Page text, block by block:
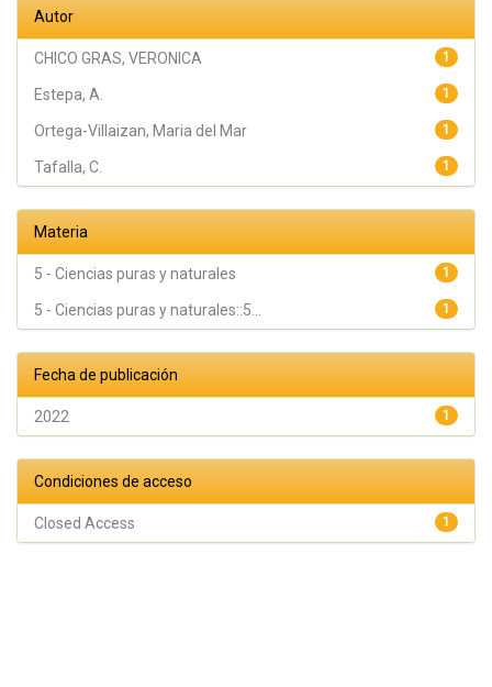
Autor
1
CHICO GRAS, VERONICA
1
Estepa, A.
1
Ortega-Villaizan, Maria del Mar
1
Tafalla, C.
Materia
1
5 - Ciencias puras y naturales
1
5 - Ciencias puras y naturales::5...
Fecha de publicación
1
2022
Condiciones de acceso
1
Closed Access